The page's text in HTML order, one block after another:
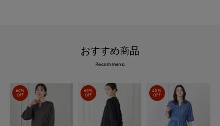
おすすめ商品
Recommend
60%
OFF
60%
OFF
40%
OFF